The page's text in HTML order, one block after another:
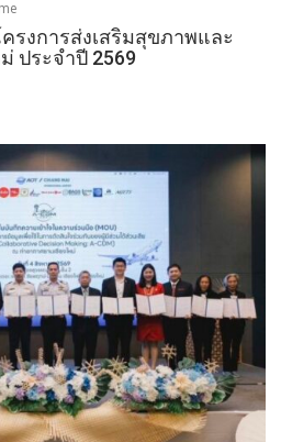
รงการส่งเสริมสุขภาพและ
ประจำปี 2569